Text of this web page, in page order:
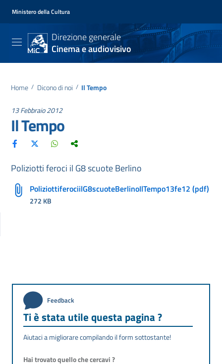
Ministero della Cultura
Direzione generale
Cinema e audiovisivo
Home / Dicono di noi / Il Tempo
13 Febbraio 2012
Il Tempo
Poliziotti feroci il G8 scuote Berlino
PoliziottiferociilG8scuoteBerlinoIlTempo13fe12 (pdf)
272 KB
Feedback
Ti è stata utile questa pagina ?
Aiutaci a migliorare compilando il form sottostante!
Hai trovato quello che cercavi ?